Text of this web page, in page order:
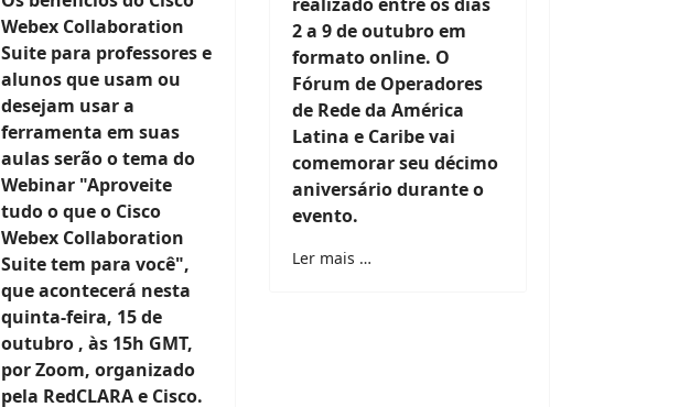
Webex Collaboration
Suite para professores e
alunos que usam ou
desejam usar a
ferramenta em suas
aulas serão o tema do
Webinar "Aproveite
tudo o que o Cisco
Webex Collaboration
Suite tem para você",
que acontecerá nesta
quinta-feira, 15 de
outubro , às 15h GMT,
por Zoom, organizado
pela RedCLARA e Cisco.
2 a 9 de outubro em
formato online. O
Fórum de Operadores
de Rede da América
Latina e Caribe vai
comemorar seu décimo
aniversário durante o
evento.
Ler mais …